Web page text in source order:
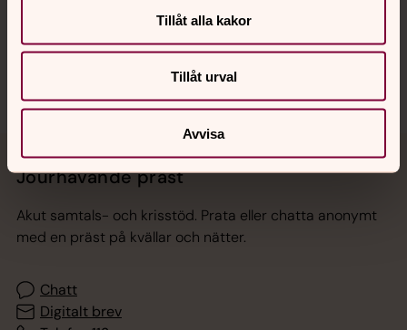
Tillåt alla kakor
Tillåt urval
Avvisa
Jourhavande präst
Akut samtals- och krisstöd. Prata eller chatta anonymt
med en präst på kvällar och nätter.
Chatt
Digitalt brev